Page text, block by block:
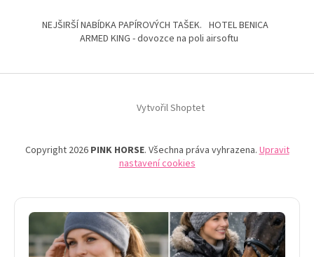
NEJŠIRŠÍ NABÍDKA PAPÍROVÝCH TAŠEK. HOTEL BENICA
ARMED KING - dovozce na poli airsoftu
Vytvořil Shoptet
Copyright 2026 PINK HORSE. Všechna práva vyhrazena.Upravit
nastavení cookies